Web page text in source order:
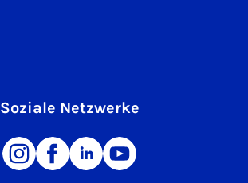
Soziale Netzwerke